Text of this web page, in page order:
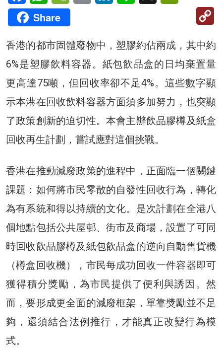
Share
香港的都市固體廢物中，塑膠約佔兩成，其中約
6%是塑膠飲料容器。紙包飲品盒的日均棄置量
更高達75噸，但回收率卻不足4%。這些數字顯
示本港在回收飲料容器方面須多加努力，也突顯
了政策創新的迫切性。本會主辦飲品膠樽及紙盒
回收再生計劃，嘗試應對這個挑戰。
香港在推動減廢政策的進程中，正面臨一個關鍵
課題：如何將市民零散的自發性回收行為，轉化
為有系統和得以持續的文化。是次計劃在全港八
個地點包括公共屋邨、街市及商場，設置了可同
時回收飲品膠樽及紙包飲品盒的逆向自動售貨機
（樽盒回收機），市民每成功回收一件容器即可
獲得積分獎勵，為市民提供了便利與誘因。然
而，要形成更全面的減廢框架，單靠獎勵並不足
夠，還須結合法例推行，才能真正改變行為模
式。